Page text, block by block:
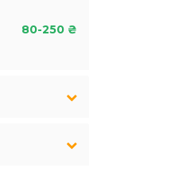
80-250 ₴